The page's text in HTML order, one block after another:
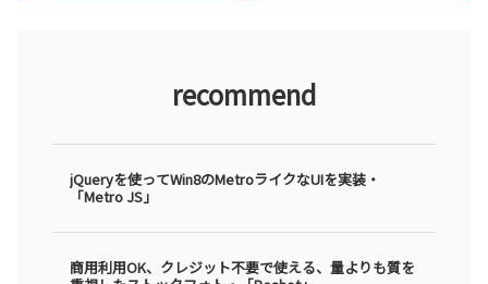
recommend
jQueryを使ってWin8のMetroライクなUIを実装・
「Metro JS」
商用利用OK、クレジット不要で使える、量よりも質を